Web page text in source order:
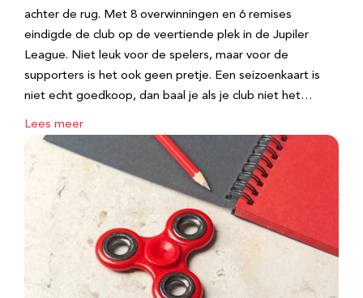
achter de rug. Met 8 overwinningen en 6 remises
eindigde de club op de veertiende plek in de Jupiler
League. Niet leuk voor de spelers, maar voor de
supporters is het ook geen pretje. Een seizoenkaart is
niet echt goedkoop, dan baal je als je club niet het…
Lees meer